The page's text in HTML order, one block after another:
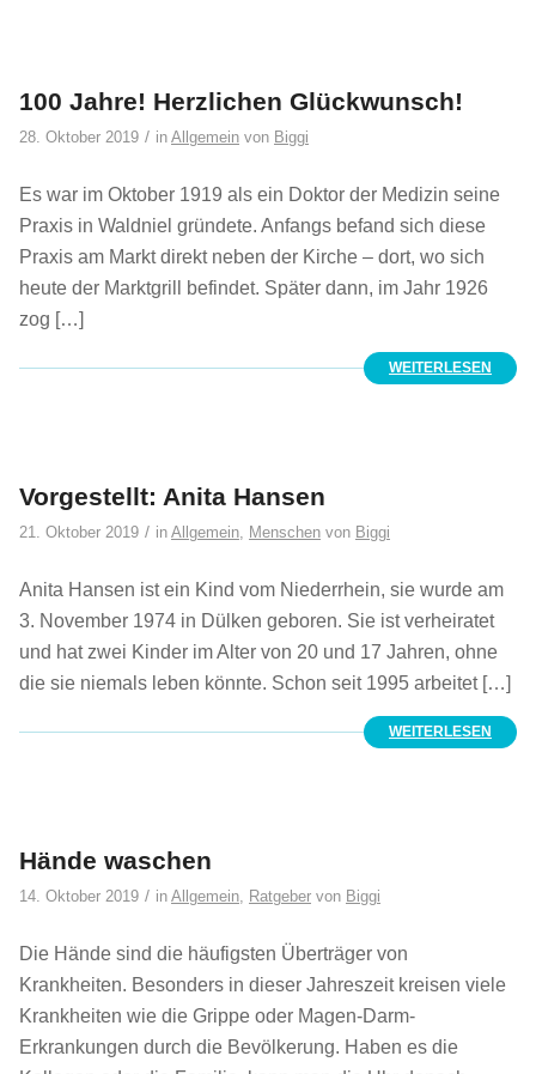
100 Jahre! Herzlichen Glückwunsch!
28. Oktober 2019 / in Allgemein von Biggi
Es war im Oktober 1919 als ein Doktor der Medizin seine
Praxis in Waldniel gründete. Anfangs befand sich diese
Praxis am Markt direkt neben der Kirche – dort, wo sich
heute der Marktgrill befindet. Später dann, im Jahr 1926
zog […]
WEITERLESEN
Vorgestellt: Anita Hansen
21. Oktober 2019 / in Allgemein, Menschen von Biggi
Anita Hansen ist ein Kind vom Niederrhein, sie wurde am
3. November 1974 in Dülken geboren. Sie ist verheiratet
und hat zwei Kinder im Alter von 20 und 17 Jahren, ohne
die sie niemals leben könnte. Schon seit 1995 arbeitet […]
WEITERLESEN
Hände waschen
14. Oktober 2019 / in Allgemein, Ratgeber von Biggi
Die Hände sind die häufigsten Überträger von
Krankheiten. Besonders in dieser Jahreszeit kreisen viele
Krankheiten wie die Grippe oder Magen-Darm-
Erkrankungen durch die Bevölkerung. Haben es die